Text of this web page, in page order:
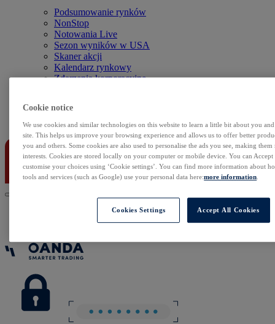
Podsumowanie rynków
NonStop
Notowania Live
Sezon wyników w USA
Skaner akcji
Kalendarz rynkowy
Zdarzenia korporacyjne
Kontakt
Cookie notice
We use cookies and similar technologies on this website to learn a little bit about you
site. This helps us improve your browsing experience and allows us to offer better
you and others. Some cookies are also used to personalise the ads you see, making
interests. Cookies are stored locally on your computer or mobile device. You can
customise your choices using ‘Cookie settings’. You can find more information about
tools and services (such as Google) use your personal data here:more information
Cookies Settings Accept All Cookies